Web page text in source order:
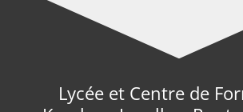
Lycée et Centre de